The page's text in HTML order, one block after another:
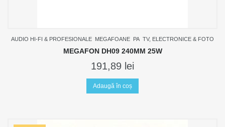
AUDIO HI-FI & PROFESIONALE MEGAFOANE PA TV, ELECTRONICE & FOTO
MEGAFON DH09 240MM 25W
191,89 lei
Adaugă în coș